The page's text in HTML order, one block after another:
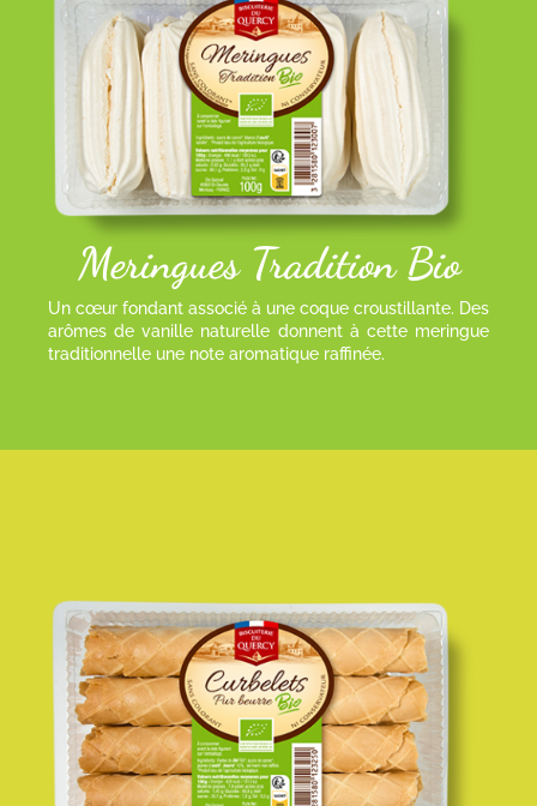
Meringues Tradition Bio
Un cœur fondant associé à une coque croustillante. Des
arômes de vanille naturelle donnent à cette meringue
traditionnelle une note aromatique raffinée.